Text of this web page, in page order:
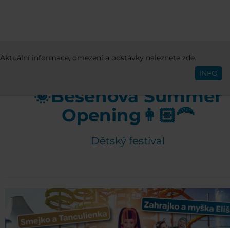
Čeština
AKTIVITY A EVENTY EVENTY
SUMMER OPENING 2026
🌞Bešeňová Summer
Opening👩🏻‍🦰
Dětský festival
Aktuální informace, omezení a odstávky naleznete zde.
INFO